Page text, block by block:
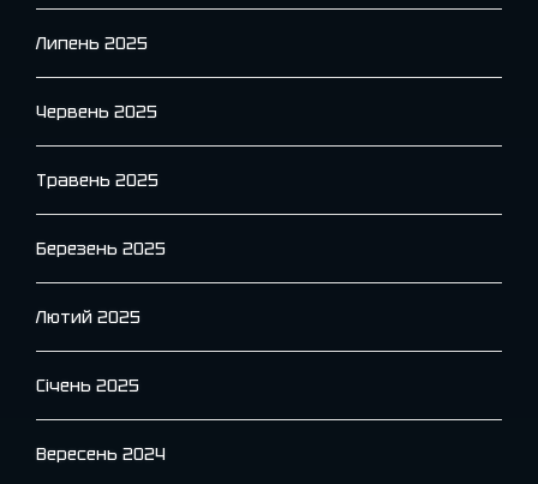
Липень 2025
Червень 2025
Травень 2025
Березень 2025
Лютий 2025
Січень 2025
Вересень 2024